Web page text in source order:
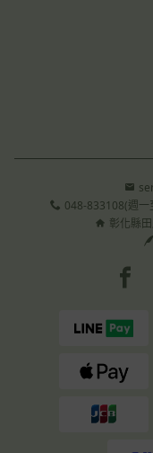
048-833108(週
彰化縣